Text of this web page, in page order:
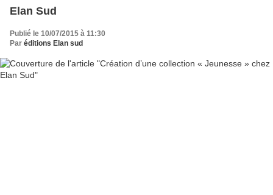
Elan Sud
Publié le 10/07/2015 à 11:30
Par éditions Elan sud